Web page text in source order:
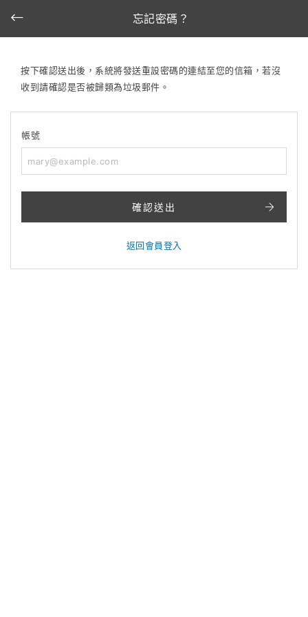
忘記密碼？
按下確認送出後，系統將發送重設密碼的連結至您的信箱，若沒
收到請確認是否被歸類為垃圾郵件。
帳號
確認送出
返回會員登入